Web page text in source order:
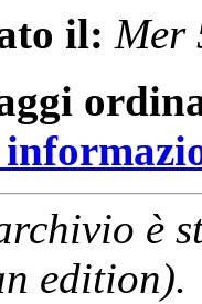
il: Mer
è
edition).